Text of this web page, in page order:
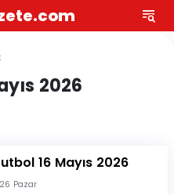
2026
16 Mayıs 2026
Pazar